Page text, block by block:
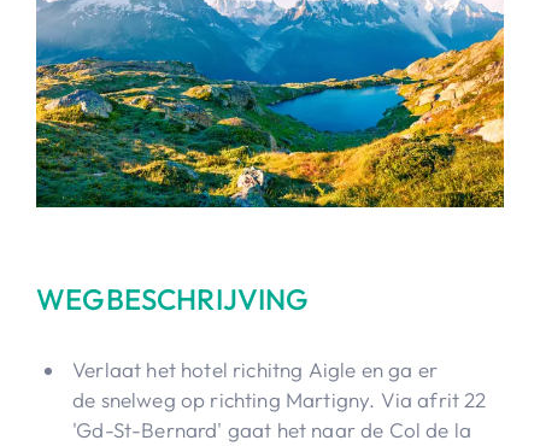
WEGBESCHRIJVING
Verlaat het hotel richitng Aigle en ga er
de snelweg op richting Martigny. Via afrit 22
'Gd-St-Bernard' gaat het naar de Col de la